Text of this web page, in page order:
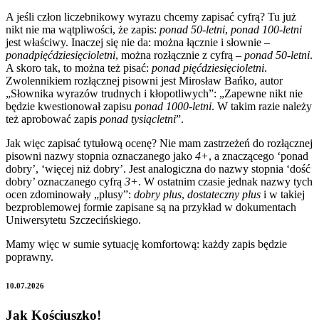
A jeśli człon liczebnikowy wyrazu chcemy zapisać cyfrą? Tu już
nikt nie ma wątpliwości, że zapis: ponad 50-letni, ponad 100-letni
jest właściwy. Inaczej się nie da: można łącznie i słownie –
ponadpięćdziesięcioletni, można rozłącznie z cyfrą – ponad 50-letni.
A skoro tak, to można też pisać: ponad pięćdziesięcioletni.
Zwolennikiem rozłącznej pisowni jest Mirosław Bańko, autor
„Słownika wyrazów trudnych i kłopotliwych”: „Zapewne nikt nie
będzie kwestionował zapisu ponad 1000-letni. W takim razie należy
też aprobować zapis ponad tysiącletni”.
Jak więc zapisać tytułową ocenę? Nie mam zastrzeżeń do rozłącznej
pisowni nazwy stopnia oznaczanego jako 4+, a znaczącego ‘ponad
dobry’, ‘więcej niż dobry’. Jest analogiczna do nazwy stopnia ‘dość
dobry’ oznaczanego cyfrą 3+. W ostatnim czasie jednak nazwy tych
ocen zdominowały „plusy”: dobry plus, dostateczny plus i w takiej
bezproblemowej formie zapisane są na przykład w dokumentach
Uniwersytetu Szczecińskiego.
Mamy więc w sumie sytuację komfortową: każdy zapis będzie
poprawny.
10.07.2026
Jak Kościuszko!